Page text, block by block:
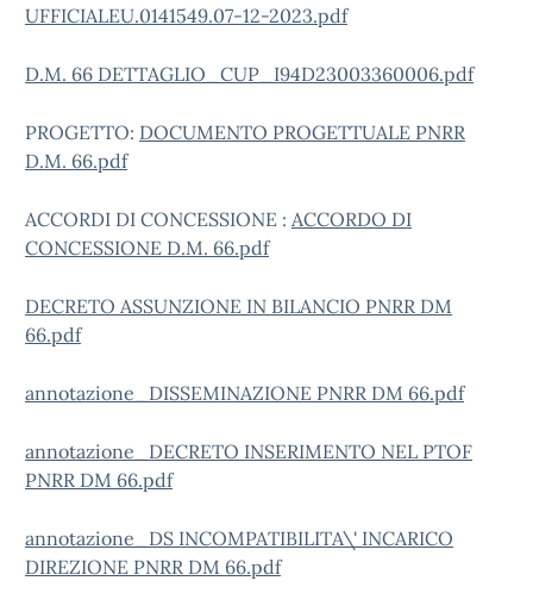
UFFICIALEU.0141549.07-12-2023.pdf
D.M. 66 DETTAGLIO_CUP_I94D23003360006.pdf
PROGETTO: DOCUMENTO PROGETTUALE PNRR
D.M. 66.pdf
ACCORDI DI CONCESSIONE : ACCORDO DI
CONCESSIONE D.M. 66.pdf
DECRETO ASSUNZIONE IN BILANCIO PNRR DM
66.pdf
annotazione_DISSEMINAZIONE PNRR DM 66.pdf
annotazione_DECRETO INSERIMENTO NEL PTOF
PNRR DM 66.pdf
annotazione_DS INCOMPATIBILITA\' INCARICO
DIREZIONE PNRR DM 66.pdf